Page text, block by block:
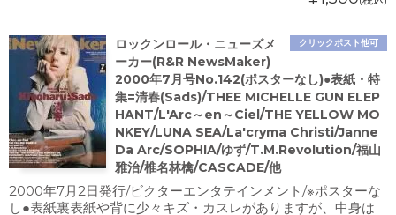
クリックポスト他可
ロックンロール・ニューズメ
ーカー(R&R NewsMaker)
2000年7月号No.142(ポスターなし)●表紙・特
集=清春(Sads)/THEE MICHELLE GUN ELEP
HANT/L'Arc～en～Ciel/THE YELLOW MO
NKEY/LUNA SEA/La'cryma Christi/Janne
Da Arc/SOPHIA/ゆず/T.M.Revolution/福山
雅治/椎名林檎/CASCADE/他
2000年7月2日発行/ビクターエンタテインメント/※ポスターな
し●表紙裏表紙や背に少々キズ・カスレがありますが、中身は